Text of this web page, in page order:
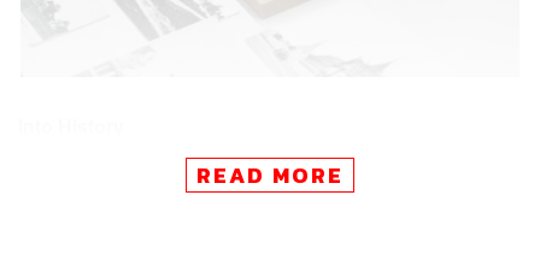
กรมศิลปากร ร่วมกับมูลนิธิพระราชนิเวศน์
มฤคทายวัน ในพระอุปถัมภ์ สมเด็จพระเจ้าภคินีเธอ เจ้าฟ้า
READ MORE